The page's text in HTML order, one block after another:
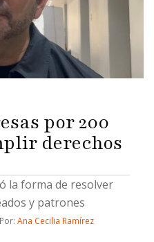
por 200
derechos
la forma de resolver
y patrones
Por: Ana Cecilia Ramírez